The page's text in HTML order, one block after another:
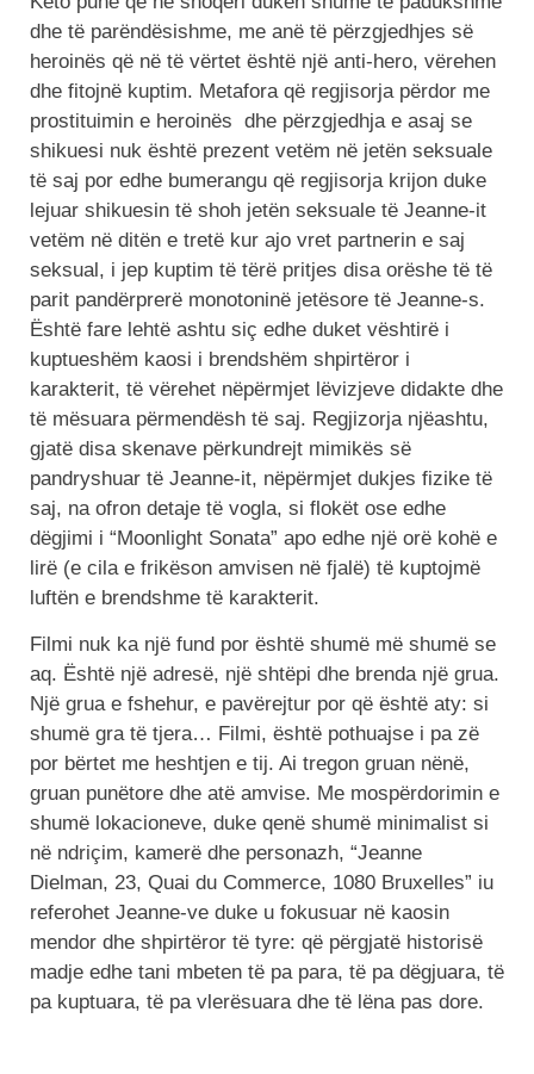
dhe të parëndësishme, me anë të përzgjedhjes së
heroinës që në të vërtet është një anti-hero, vërehen
dhe fitojnë kuptim. Metafora që regjisorja përdor me
prostituimin e heroinës dhe përzgjedhja e asaj se
shikuesi nuk është prezent vetëm në jetën seksuale
të saj por edhe bumerangu që regjisorja krijon duke
lejuar shikuesin të shoh jetën seksuale të Jeanne-it
vetëm në ditën e tretë kur ajo vret partnerin e saj
seksual, i jep kuptim të tërë pritjes disa orëshe të të
parit pandërprerë monotoninë jetësore të Jeanne-s.
Është fare lehtë ashtu siç edhe duket vështirë i
kuptueshëm kaosi i brendshëm shpirtëror i
karakterit, të vërehet nëpërmjet lëvizjeve didakte dhe
të mësuara përmendësh të saj. Regjizorja njëashtu,
gjatë disa skenave përkundrejt mimikës së
pandryshuar të Jeanne-it, nëpërmjet dukjes fizike të
saj, na ofron detaje të vogla, si flokët ose edhe
dëgjimi i “Moonlight Sonata” apo edhe një orë kohë e
lirë (e cila e frikëson amvisen në fjalë) të kuptojmë
luftën e brendshme të karakterit.
Filmi nuk ka një fund por është shumë më shumë se
aq. Është një adresë, një shtëpi dhe brenda një grua.
Një grua e fshehur, e pavërejtur por që është aty: si
shumë gra të tjera… Filmi, është pothuajse i pa zë
por bërtet me heshtjen e tij. Ai tregon gruan nënë,
gruan punëtore dhe atë amvise. Me mospërdorimin e
shumë lokacioneve, duke qenë shumë minimalist si
në ndriçim, kamerë dhe personazh, “Jeanne
Dielman, 23, Quai du Commerce, 1080 Bruxelles” iu
referohet Jeanne-ve duke u fokusuar në kaosin
mendor dhe shpirtëror të tyre: që përgjatë historisë
madje edhe tani mbeten të pa para, të pa dëgjuara, të
pa kuptuara, të pa vlerësuara dhe të lëna pas dore.